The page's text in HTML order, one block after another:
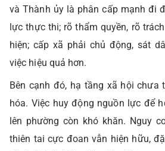
và Thành ủy là phân cấp mạnh đi
lực thực thi; rõ thẩm quyền, rõ
hiện; cấp xã phải chủ động, sát
việc hiệu quả hơn.
Bên cạnh đó, hạ tầng xã hội chưa
hóa. Việc huy động nguồn lực để
lên phường còn khó khăn. Nguy
thiên tai cực đoan vẫn hiện hữu,